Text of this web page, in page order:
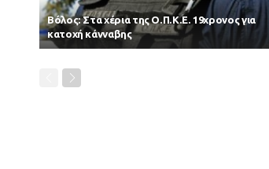
Βόλος: Στα χέρια της Ο.Π.Κ.Ε. 19χρονος για
κατοχή κάνναβης